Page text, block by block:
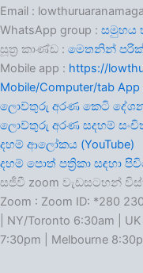
Email :
WhatsApp group : සමුහය
සූත්‍ර කාණ්ඩ : මෙතනින්
Mobile app : https://
Mobile/Computer/tab
ලොව්තුරු අරණ කෙටි දේශනා
ලොව්තුරු අරණ සදහම්
දහම් ආලෝකය (YouTube)
දහම් පොත් පත්‍රිකා සඳහා
සජීවී zoom වැඩසටහන්
Zoom : Zoom ID: *280
| NY/Toronto 6:30am |
7:30pm | Melbourne